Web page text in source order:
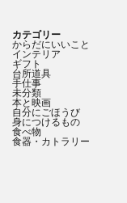
カテゴリー
からだにいいこと
インテリア
ギフト
台所道具
手仕事
未分類
本と映画
自分にごほうび
身につけるもの
食べ物
食器・カトラリー